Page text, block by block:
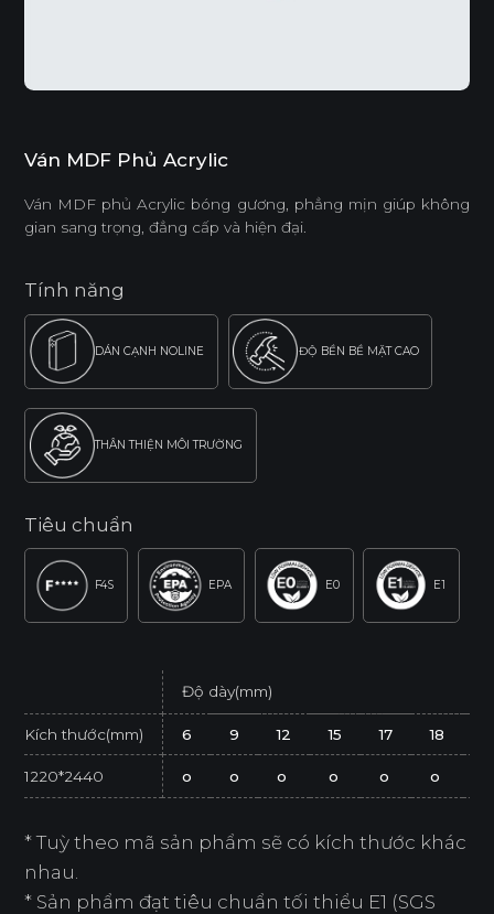
Ván MDF Phủ Acrylic
Ván MDF phủ Acrylic bóng gương, phẳng mịn giúp không
gian sang trọng, đẳng cấp và hiện đại.
Tính năng
DÁN CẠNH NOLINE ĐỘ BỀN BỀ MẶT CAO
THÂN THIỆN MÔI TRƯỜNG
Tiêu chuẩn
F4S EPA E0 E1
Độ dày(mm)
Kích thước(mm) 6 9 12 15 17 18
1220*2440 o o o o o o
* Tuỳ theo mã sản phẩm sẽ có kích thước khác
nhau.
* Sản phẩm đạt tiêu chuẩn tối thiểu E1 (SGS